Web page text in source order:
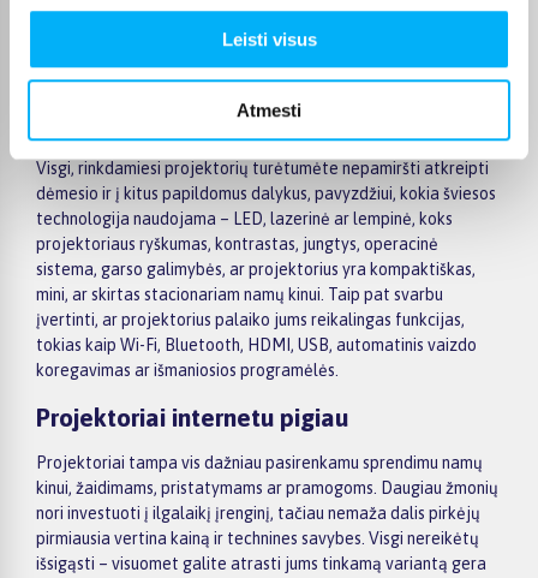
Leisti visus
Atmesti
projektoriai gali pasiūlyti detalesnį vaizdą, tačiau jų kaina
paprastai yra aukštesnė, todėl, jeigu ieškote ko nors pigiau,
verta įvertinti ir Full HD arba kitus jūsų poreikiams tinkamus
Visgi, rinkdamiesi projektorių turėtumėte nepamiršti atkreipti
dėmesio ir į kitus papildomus dalykus, pavyzdžiui, kokia šviesos
technologija naudojama – LED, lazerinė ar lempinė, koks
projektoriaus ryškumas, kontrastas, jungtys, operacinė
sistema, garso galimybės, ar projektorius yra kompaktiškas,
mini, ar skirtas stacionariam namų kinui. Taip pat svarbu
įvertinti, ar projektorius palaiko jums reikalingas funkcijas,
tokias kaip Wi-Fi, Bluetooth, HDMI, USB, automatinis vaizdo
koregavimas ar išmaniosios programėlės.
Projektoriai internetu pigiau
Projektoriai tampa vis dažniau pasirenkamu sprendimu namų
kinui, žaidimams, pristatymams ar pramogoms. Daugiau žmonių
nori investuoti į ilgalaikį įrenginį, tačiau nemaža dalis pirkėjų
pirmiausia vertina kainą ir technines savybes. Visgi nereikėtų
išsigąsti – visuomet galite atrasti jums tinkamą variantą gera